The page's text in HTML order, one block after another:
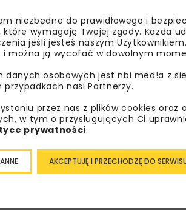
wiedzieć
się do newslettera aby
zaproszenia na
specjalne.
em się zPolityką Prywatności
na podany przeze mnie adres
niezbędne do prawidłowego i
wymagają Twojej zgody. Każda
jeśli jesteś naszym
można ją wycofać w dowolnym
danych osobowych jest nbi med!a z
przypadkach nasi Partnerzy.
przez nas z plików cookies oraz
w tym o przysługujących Ci
prywatności.
AKCEPTUJĘ I PRZECHODZĘ DO